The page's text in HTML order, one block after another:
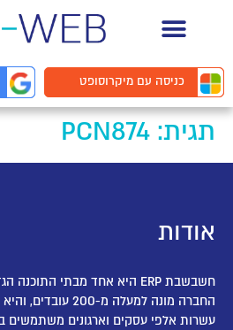
כניסה עםמיקרוסופט
תגית: PCN874
אודות
חשבשבת ERP היא אחד מבתי התוכנה הגדולים והוותיקים בישראל.
החברה מונה למעלה מ-200 עובדים, והיא פרוסה ב-10 סניפים.
עשרות אלפי עסקים וארגונים משתמשים